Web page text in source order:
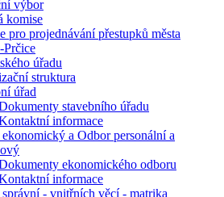
výbor
komise
pro projednávání přestupků města
Prčice
úřadu
struktura
úřad
stavebního úřadu
informace
a Odbor personální a
ekonomického odboru
informace
- vnitřních věcí - matrika